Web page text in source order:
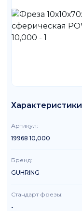
Характеристики
Артикул:
19968 10,000
Бренд:
GUHRING
Стандарт фрезы:
-